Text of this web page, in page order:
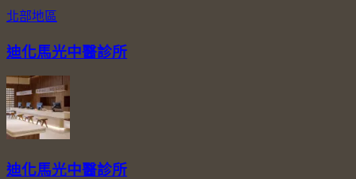
北部地區
迪化馬光中醫診所
迪化馬光中醫診所